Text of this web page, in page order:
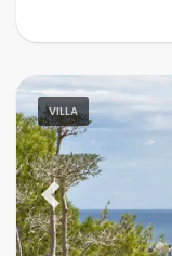
VILLA
Previous